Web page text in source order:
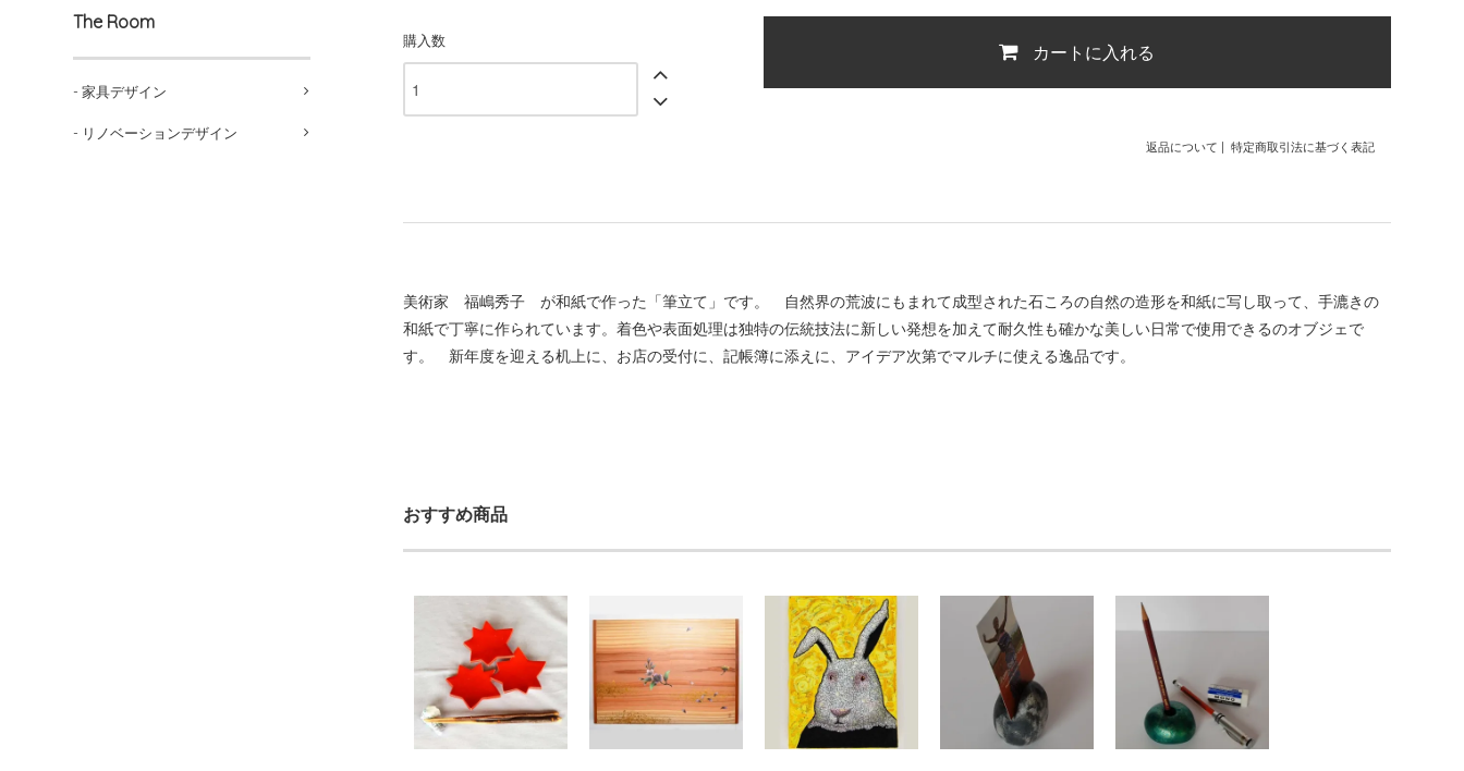
The Room
- 家具デザイン
- リノベーションデザイン
購入数 カートに入れる
返品について 特定商取引法に基づく表記
美術家 福嶋秀子 が和紙で作った「筆立て」です。 自然界の荒波にもまれて成型された石ころの自然の造形を和紙に写し取って、手漉きの
和紙で丁寧に作られています。着色や表面処理は独特の伝統技法に新しい発想を加えて耐久性も確かな美しい日常で使用できるのオブジェで
す。 新年度を迎える机上に、お店の受付に、記帳簿に添えに、アイデア次第でマルチに使える逸品です。
おすすめ商品